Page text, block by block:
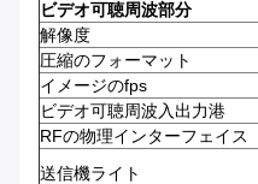
ビデオ可聴周波部分
解像度
圧縮のフォーマット
イメージのfps
ビデオ可聴周波入出力港
RFの物理インターフェイス
送信機ライト